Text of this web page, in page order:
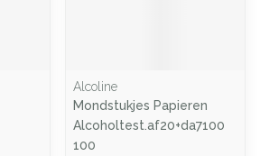
Alcoline
Mondstukjes Papieren
Alcoholtest.af20+da7100
100